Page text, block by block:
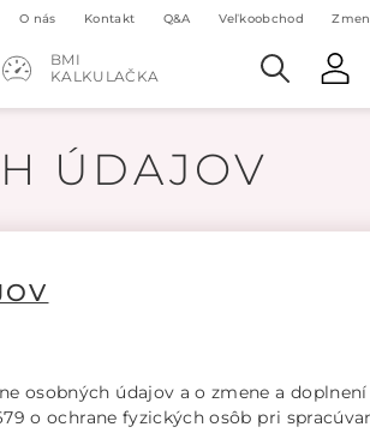
ÚDAJOV
osobných údajov a o zmene a doplnení
o ochrane fyzických osôb pri
BMI
KALKULAČKA
O nás Kontakt Q&A Veľkoobchod